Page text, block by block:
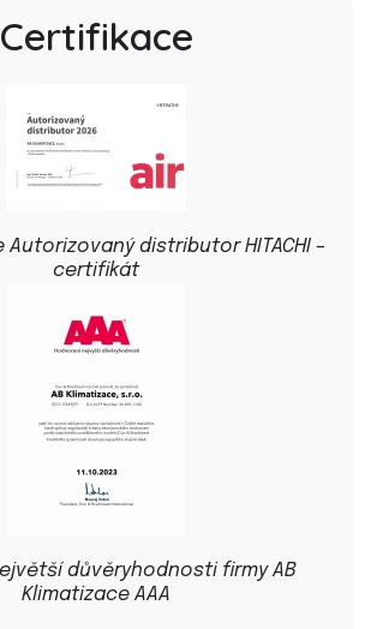
Certifikace
Autorizovaný distributor HITACHI –
certifikát
důvěryhodnosti firmy AB
Klimatizace AAA